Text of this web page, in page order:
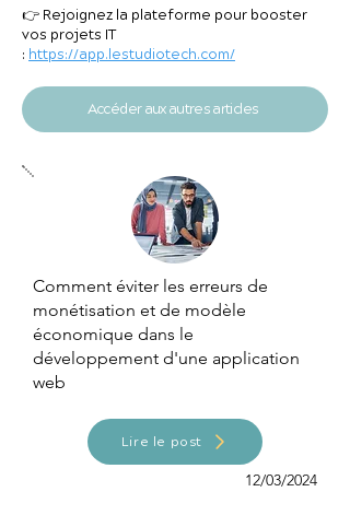
👉 Rejoignez la plateforme pour booster
vos projets IT
: https://app.lestudiotech.com/
Accéder aux autres articles
Comment éviter les erreurs de
monétisation et de modèle
économique dans le
développement d'une application
web
Lire le post
12/03/2024